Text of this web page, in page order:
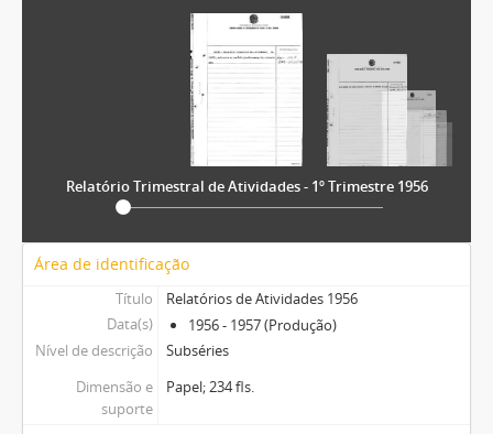
Relatório Trimestral de Atividades - 1º Trimestre 1956
Área de identificação
Título
Relatórios de Atividades 1956
Data(s)
1956 - 1957 (Produção)
Nível de descrição
Subséries
Dimensão e
suporte
Papel; 234 fls.